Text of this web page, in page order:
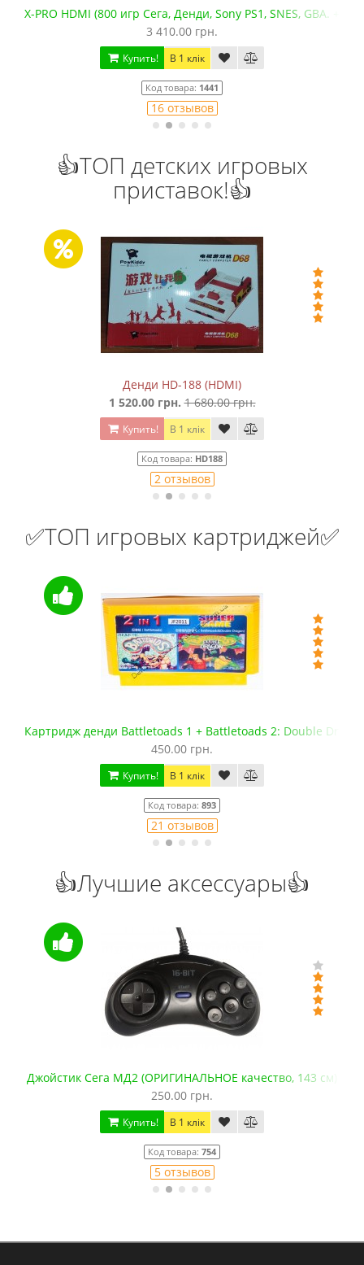
X-PRO HDMI (800 игр Сега, Денди, Sony PS1, SNES, GBA.
3 410.00 грн.
Купить! В 1 клік
Код товара: 1441
16 отзывов
👍ТОП детских игровых
приставок!👍
Денди HD-188 (HDMI)
1 520.00 грн. 1 680.00 грн.
Купить! В 1 клік
Код товара: HD188
2 отзывов
✅ТОП игровых картриджей✅
Картридж денди Battletoads 1 + Battletoads 2: Double
450.00 грн.
Купить! В 1 клік
Код товара: 893
21 отзывов
👍Лучшие аксессуары👍
Джойстик Сега МД2 (ОРИГИНАЛЬНОЕ качество, 143 см)
250.00 грн.
Купить! В 1 клік
Код товара: 754
5 отзывов